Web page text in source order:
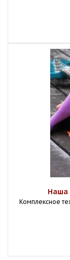
Наша
Комплексное